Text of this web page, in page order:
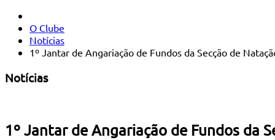
O Clube
Notícias
1º Jantar de Angariação de Fundos da Secção de
Notícias
1º Jantar de Angariação de Fundos da